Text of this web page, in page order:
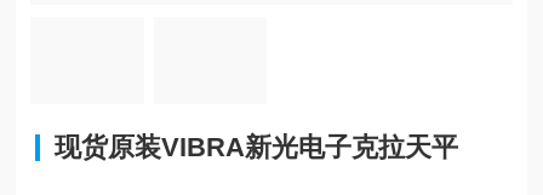
现货原装VIBRA新光电子克拉天平